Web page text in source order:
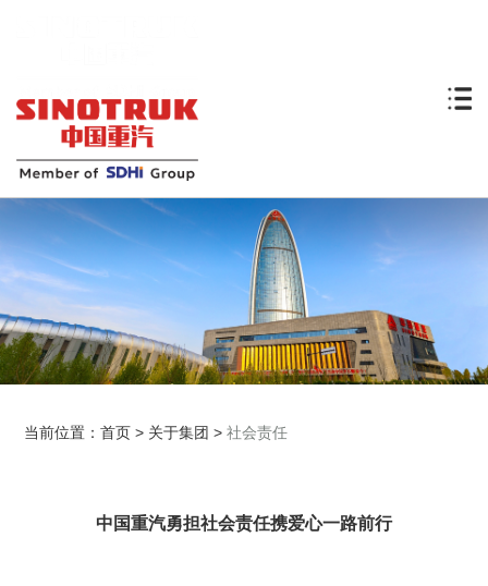
当前位置：首页 > 关于集团 >社会责任
中国重汽勇担社会责任携爱心一路前行